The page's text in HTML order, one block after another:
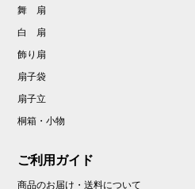
舞 扇
白 扇
飾り扇
扇子袋
扇子立
桐箱・小物
ご利用ガイド
商品のお届け・送料について